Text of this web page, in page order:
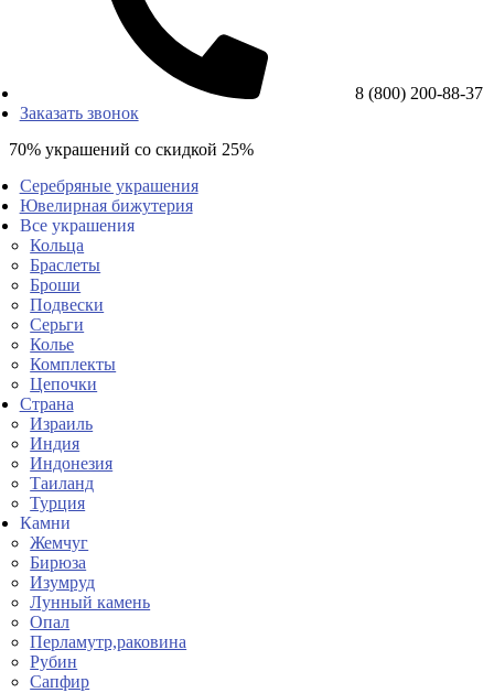
8 (800) 200-88-37
Заказать звонок
70% украшений со скидкой 25%
Серебряные украшения
Ювелирная бижутерия
Все украшения
Кольца
Браслеты
Броши
Подвески
Серьги
Колье
Комплекты
Цепочки
Страна
Израиль
Индия
Индонезия
Таиланд
Турция
Камни
Жемчуг
Бирюза
Изумруд
Лунный камень
Опал
Перламутр,раковина
Рубин
Сапфир